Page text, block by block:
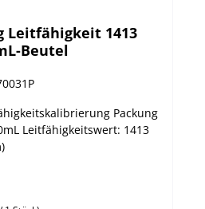
Leitfähigkeit 1413
Beutel
Packung
Leitfähigkeitswert: 1413